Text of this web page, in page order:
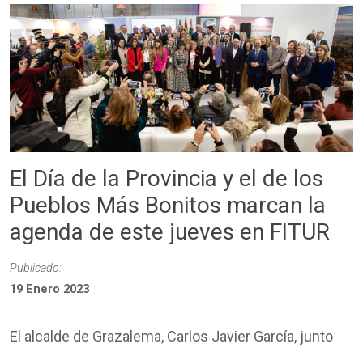
El Día de la Provincia y el de los
Pueblos Más Bonitos marcan la
agenda de este jueves en FITUR
Publicado:
19 Enero 2023
El alcalde de Grazalema, Carlos Javier García, junto